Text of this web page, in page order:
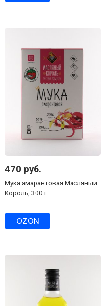
470 руб.
Мука амарантовая Масляный
Король, 300 г
OZON